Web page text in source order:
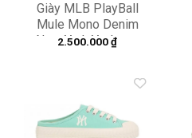
Giày MLB PlayBall
Mule Mono Denim
New York Yankees
2.500.000₫
Add to
wishlist